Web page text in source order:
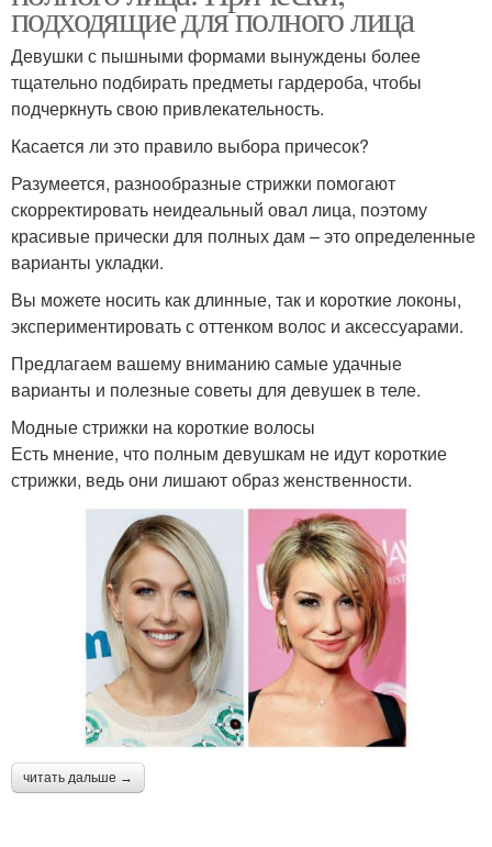
подходящие для полного лица
Девушки с пышными формами вынуждены более
тщательно подбирать предметы гардероба, чтобы
подчеркнуть свою привлекательность.
Касается ли это правило выбора причесок?
Разумеется, разнообразные стрижки помогают
скорректировать неидеальный овал лица, поэтому
красивые прически для полных дам – это определенные
варианты укладки.
Вы можете носить как длинные, так и короткие локоны,
экспериментировать с оттенком волос и аксессуарами.
Предлагаем вашему вниманию самые удачные
варианты и полезные советы для девушек в теле.
Модные стрижки на короткие волосы
Есть мнение, что полным девушкам не идут короткие
стрижки, ведь они лишают образ женственности.
читать дальше →